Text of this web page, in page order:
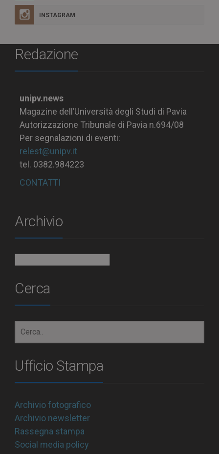
INSTAGRAM
Redazione
unipv.news
Magazine dell’Università degli Studi di Pavia
Autorizzazione Tribunale di Pavia n.694/08
Per segnalazioni di eventi:
relest@unipv.it
tel. 0382.984223
CONTATTI
Archivio
Cerca
Ufficio Stampa
Archivio fotografico
Archivio newsletter
Rassegna stampa
Social media policy